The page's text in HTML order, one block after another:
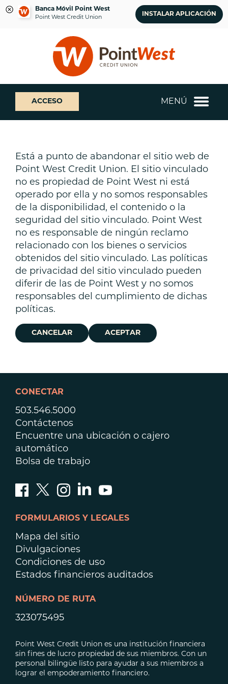
Banca Móvil Point West
Point West Credit Union
INSTALAR APLICACIÓN
sesión
banca
web
¿Qué
podemos
ayudarte
a
ACCESO MENÚ
Está a punto de abandonar el sitio web de
Point West Credit Union. El sitio vinculado
no es propiedad de Point West ni está
operado por ella y no somos responsables
de la disponibilidad, el contenido o la
seguridad del sitio vinculado. Point West
no es responsable de ningún reclamo
relacionado con los bienes o servicios
obtenidos del sitio vinculado. Las políticas
de privacidad del sitio vinculado pueden
diferir de las de Point West y no somos
responsables del cumplimiento de dichas
políticas.
CANCELAR ACEPTAR
CONECTAR
503.546.5000
Contáctenos
Encuentre una ubicación o cajero
automático
Bolsa de trabajo
FORMULARIOS Y LEGALES
Mapa del sitio
Divulgaciones
Condiciones de uso
Estados financieros auditados
NÚMERO DE RUTA
323075495
Point West Credit Union es una institución financiera
sin fines de lucro propiedad de sus miembros. Con un
personal bilingüe listo para ayudar a sus miembros a
lograr el empoderamiento financiero.